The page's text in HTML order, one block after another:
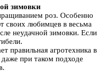
зимовки
роз. Особенно
своих любимцев в весьма
неудачной зимовки. Если
правильная агротехника в
при таком подходе